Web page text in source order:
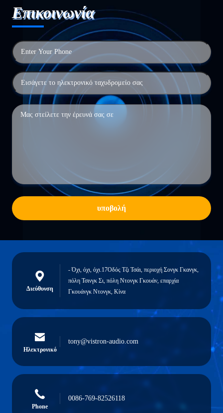
Επικοινωνία
υποβολή
Διεύθυνση
- Όχι, όχι, όχι.17Οδός Τζι Τσάι, περιοχή Σονγκ Γκανγκ,
πόλη Τσινγκ Σι, πόλη Ντονγκ Γκουάν, επαρχία
Γκουάνγκ Ντονγκ, Κίνα
Ηλεκτρονικό
tony@vistron-audio.com
Phone
0086-769-82526118